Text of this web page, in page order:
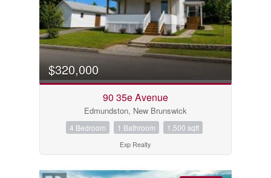
$320,000
90 35e Avenue
Edmundston, New Brunswick
4 Bedroom 1 Bathroom 1,500 sqft
Exp Realty